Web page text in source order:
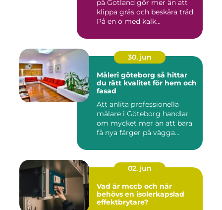
på Gotland gör mer än att
klippa gräs och beskära träd.
På en ö med kalk...
30. jun
Måleri göteborg så hittar
du rätt kvalitet för hem och
fasad
Att anlita professionella
målare i Göteborg handlar
om mycket mer än att bara
få nya färger på vägga...
02. jun
Vad är mccb och när
behövs en isolerkapslad
effektbrytare?